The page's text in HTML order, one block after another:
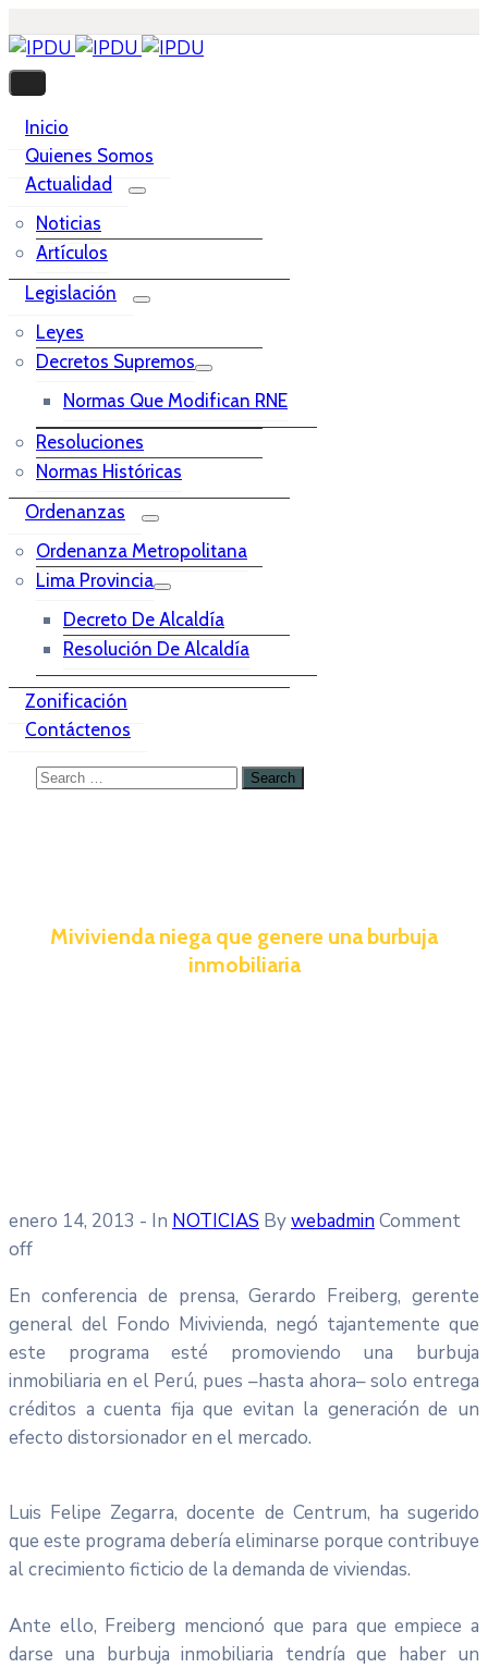
Inicio
Quienes Somos
Actualidad
Noticias
Artículos
Legislación
Leyes
Decretos Supremos
Normas Que Modifican RNE
Resoluciones
Normas Históricas
Ordenanzas
Ordenanza Metropolitana
Lima Provincia
Decreto De Alcaldía
Resolución De Alcaldía
Zonificación
Contáctenos
Mivivienda niega que genere una burbuja
inmobiliaria
enero 14, 2013 - In NOTICIAS BywebadminComment
off
En conferencia de prensa, Gerardo Freiberg, gerente
general del Fondo Mivivienda, negó tajantemente que
este programa esté promoviendo una burbuja
inmobiliaria en el Perú, pues –hasta ahora– solo entrega
créditos a cuenta fija que evitan la generación de un
efecto distorsionador en el mercado.
Luis Felipe Zegarra, docente de Centrum, ha sugerido
que este programa debería eliminarse porque contribuye
al crecimiento ficticio de la demanda de viviendas.
Ante ello, Freiberg mencionó que para que empiece a
darse una burbuja inmobiliaria tendría que haber un